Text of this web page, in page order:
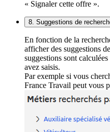
« Signaler cette offre ».
8. Suggestions de
En fonction de la
afficher des suggestions
suggestions sont
avez saisis.
Par exemple si vous
France Travail peut vous